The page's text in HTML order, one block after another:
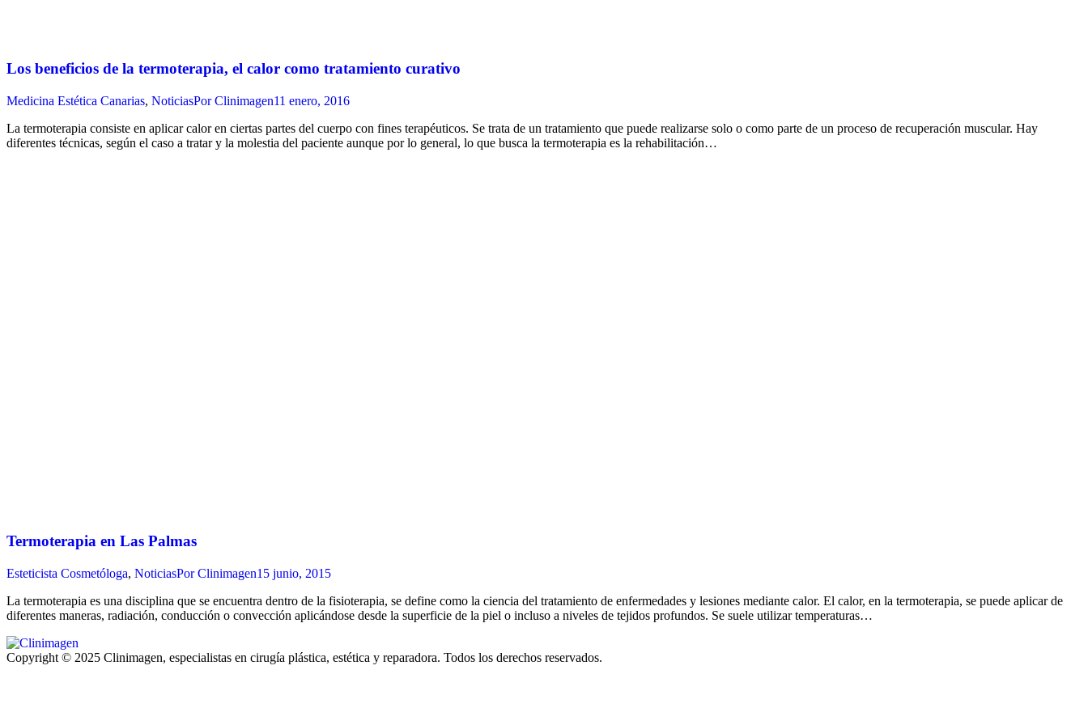
Los beneficios de la termoterapia, el calor como tratamiento curativo
Medicina Estética Canarias, NoticiasPorClinimagen11 enero, 2016
La termoterapia consiste en aplicar calor en ciertas partes del cuerpo con fines terapéuticos. Se trata de un tratamiento que puede realizarse solo o como parte de un proceso de recuperación muscular. Hay
diferentes técnicas, según el caso a tratar y la molestia del paciente aunque por lo general, lo que busca la termoterapia es la rehabilitación…
Termoterapia en Las Palmas
Esteticista Cosmetóloga, NoticiasPorClinimagen15 junio, 2015
La termoterapia es una disciplina que se encuentra dentro de la fisioterapia, se define como la ciencia del tratamiento de enfermedades y lesiones mediante calor. El calor, en la termoterapia, se puede aplicar de
diferentes maneras, radiación, conducción o convección aplicándose desde la superficie de la piel o incluso a niveles de tejidos profundos. Se suele utilizar temperaturas…
Copyright © 2025 Clinimagen, especialistas en cirugía plástica, estética y reparadora. Todos los derechos reservados.